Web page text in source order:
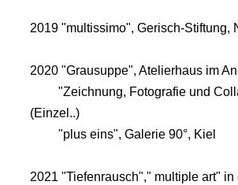
2019 "multissimo", Gerisch-Stiftung,
2020 "Grausuppe", Atelierhaus im
"Zeichnung, Fotografie und
(Einzel..)
"plus eins", Galerie 90°, Kiel
2021 "Tiefenrausch"," multiple art"